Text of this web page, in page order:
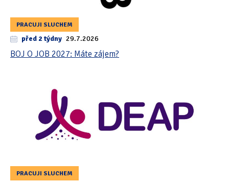
PRACUJI SLUCHEM
před 2 týdny 29.7.2026
BOJ O JOB 2027: Máte zájem?
PRACUJI SLUCHEM